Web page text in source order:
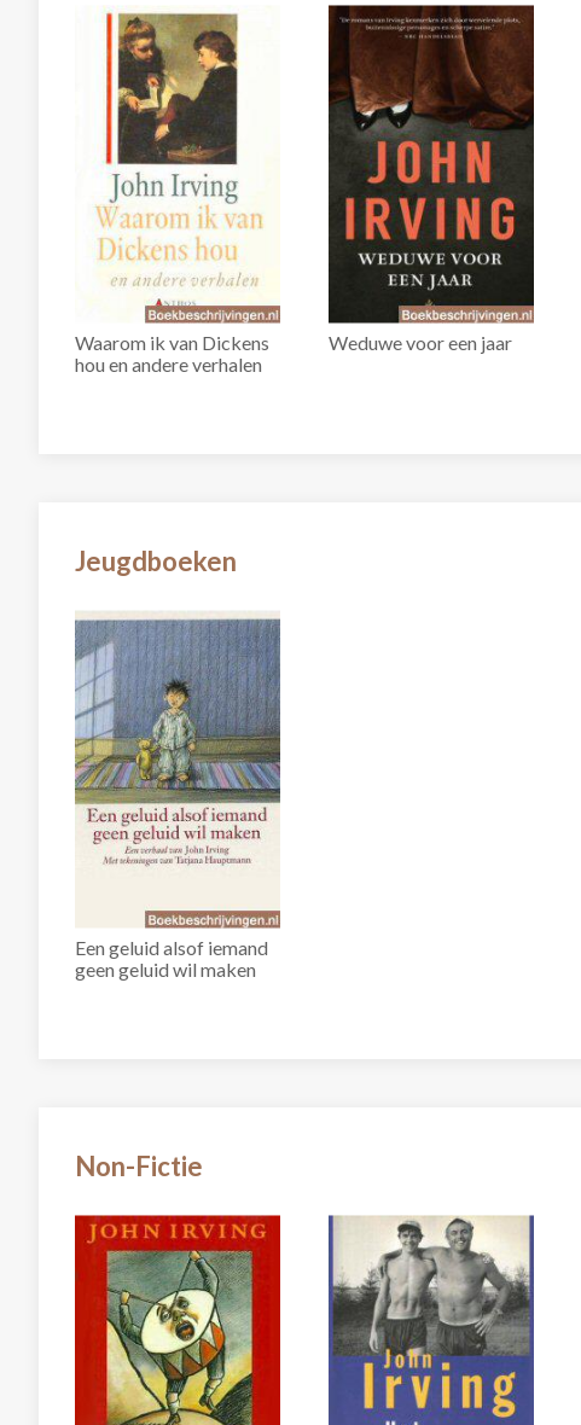
Waarom ik van Dickens
hou en andere verhalen
Weduwe voor een jaar
Jeugdboeken
Een geluid alsof iemand
geen geluid wil maken
Non-Fictie